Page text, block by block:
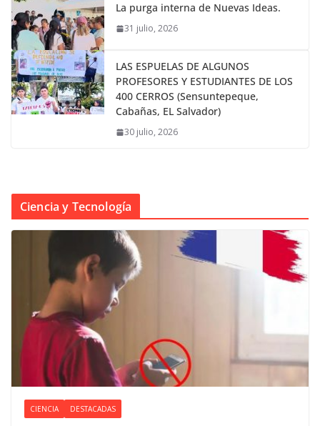
La purga interna de Nuevas Ideas.
31 julio, 2026
LAS ESPUELAS DE ALGUNOS
PROFESORES Y ESTUDIANTES DE LOS
400 CERROS (Sensuntepeque,
Cabañas, EL Salvador)
30 julio, 2026
Ciencia y Tecnología
CIENCIA DESTACADAS